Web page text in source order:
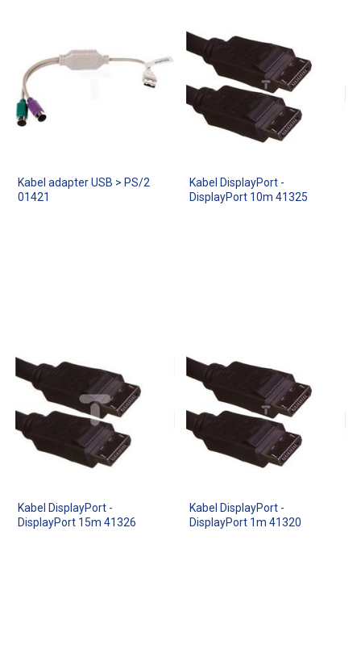
Kabel adapter USB > PS/2
01421
Kabel DisplayPort -
DisplayPort 10m 41325
Kabel DisplayPort -
DisplayPort 15m 41326
Kabel DisplayPort -
DisplayPort 1m 41320